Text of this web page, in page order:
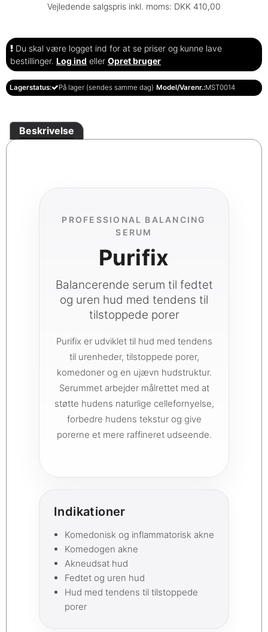
Vejledende salgspris inkl. moms: DKK 410,00
Du skal være logget ind for at se priser og kunne lave
bestillinger. Log ind eller Opret bruger
Lagerstatus: På lager (sendes samme dag) Model/Varenr.:MST0014
Beskrivelse
PROFESSIONAL BALANCING
SERUM
Purifix
Balancerende serum til fedtet
og uren hud med tendens til
tilstoppede porer
Purifix er udviklet til hud med tendens
til urenheder, tilstoppede porer,
komedoner og en ujævn hudstruktur.
Serummet arbejder målrettet med at
støtte hudens naturlige cellefornyelse,
forbedre hudens tekstur og give
porerne et mere raffineret udseende.
Indikationer
Komedonisk og inflammatorisk akne
Komedogen akne
Akneudsat hud
Fedtet og uren hud
Hud med tendens til tilstoppede
porer